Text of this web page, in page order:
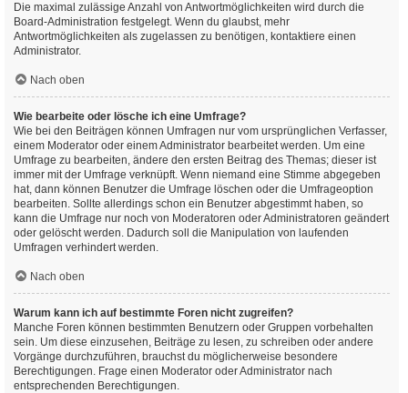
Die maximal zulässige Anzahl von Antwortmöglichkeiten wird durch die
Board-Administration festgelegt. Wenn du glaubst, mehr
Antwortmöglichkeiten als zugelassen zu benötigen, kontaktiere einen
Administrator.
Nach oben
Wie bearbeite oder lösche ich eine Umfrage?
Wie bei den Beiträgen können Umfragen nur vom ursprünglichen Verfasser,
einem Moderator oder einem Administrator bearbeitet werden. Um eine
Umfrage zu bearbeiten, ändere den ersten Beitrag des Themas; dieser ist
immer mit der Umfrage verknüpft. Wenn niemand eine Stimme abgegeben
hat, dann können Benutzer die Umfrage löschen oder die Umfrageoption
bearbeiten. Sollte allerdings schon ein Benutzer abgestimmt haben, so
kann die Umfrage nur noch von Moderatoren oder Administratoren geändert
oder gelöscht werden. Dadurch soll die Manipulation von laufenden
Umfragen verhindert werden.
Nach oben
Warum kann ich auf bestimmte Foren nicht zugreifen?
Manche Foren können bestimmten Benutzern oder Gruppen vorbehalten
sein. Um diese einzusehen, Beiträge zu lesen, zu schreiben oder andere
Vorgänge durchzuführen, brauchst du möglicherweise besondere
Berechtigungen. Frage einen Moderator oder Administrator nach
entsprechenden Berechtigungen.